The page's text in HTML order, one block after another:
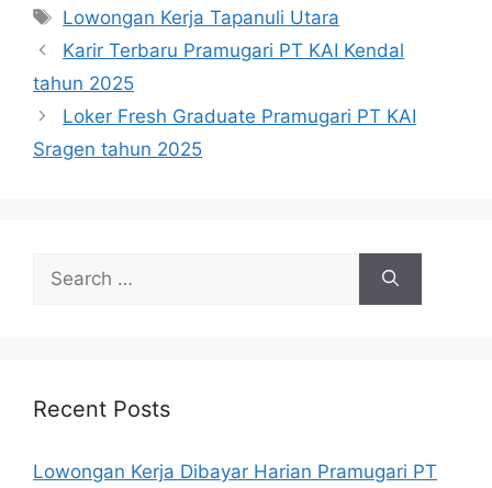
Tags
Lowongan Kerja Tapanuli Utara
Karir Terbaru Pramugari PT KAI Kendal
tahun 2025
Loker Fresh Graduate Pramugari PT KAI
Sragen tahun 2025
for:
Recent Posts
Lowongan Kerja Dibayar Harian Pramugari PT